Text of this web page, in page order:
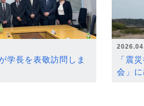
学長を表敬訪問しま
「震
会」